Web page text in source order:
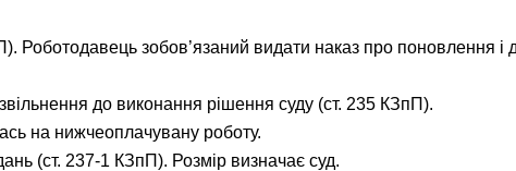
Роботодавець зобов’язаний видати наказ про поновлення і
до виконання рішення суду (ст. 235 КЗпП).
на нижчеоплачувану роботу.
(ст. 237-1 КЗпП). Розмір визначає суд.